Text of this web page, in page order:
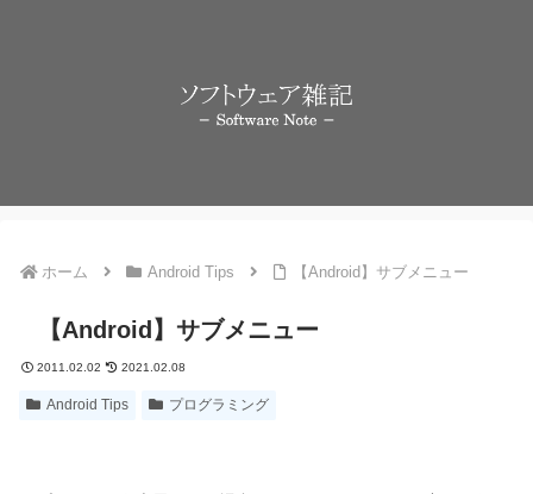
ホーム Android Tips 【Android】サブメニュー
【Android】サブメニュー
2011.02.02 2021.02.08
Android Tips プログラミング